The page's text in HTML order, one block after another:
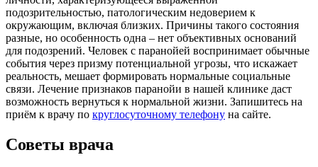
подозрительностью, патологическим недоверием к
окружающим, включая близких. Причины такого состояния
разные, но особенность одна – нет объективных оснований
для подозрений. Человек с паранойей воспринимает обычные
события через призму потенциальной угрозы, что искажает
реальность, мешает формировать нормальные социальные
связи. Лечение признаков паранойи в нашей клинике даст
возможность вернуться к нормальной жизни. Запишитесь на
приём к врачу по круглосуточному телефону на сайте.
Советы врача